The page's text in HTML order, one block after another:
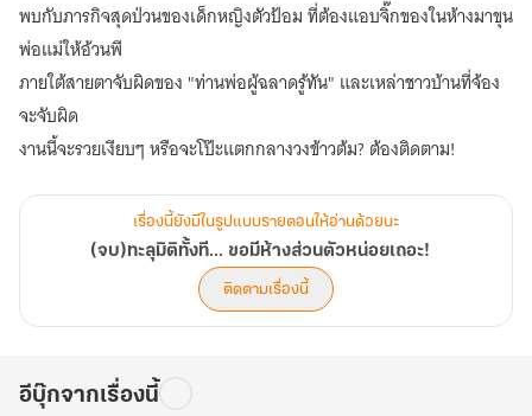
พบกับภารกิจสุดป่วนของเด็กหญิงตัวป้อม ที่ต้องแอบจิ๊กของในห้างมาขุน
พ่อแม่ให้อ้วนพี
ภายใต้สายตาจับผิดของ "ท่านพ่อผู้ฉลาดรู้ทัน" และเหล่าชาวบ้านที่จ้อง
จะจับผิด
งานนี้จะรวยเงียบๆ หรือจะโป๊ะแตกกลางวงข้าวต้ม? ต้องติดตาม!
เรื่องนี้ยังมีในรูปแบบรายตอนให้อ่านด้วยนะ
(จบ)ทะลุมิติทั้งที... ขอมีห้างส่วนตัวหน่อยเถอะ!
ติดตามเรื่องนี้
อีบุ๊กจากเรื่องนี้